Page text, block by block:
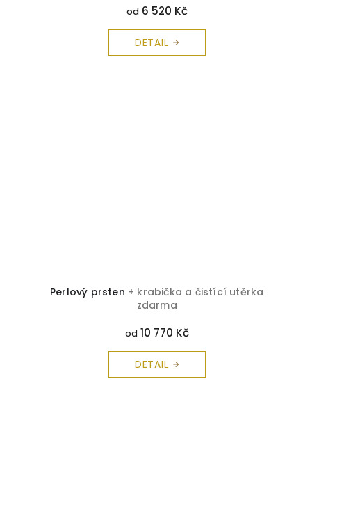
od6 520 Kč
DETAIL
Perlový prsten + krabička a čistící utěrka
zdarma
od10 770 Kč
DETAIL